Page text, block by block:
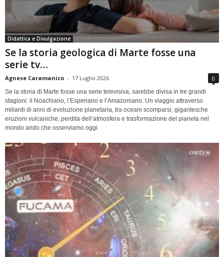
Didattica e Divulgazione
Se la storia geologica di Marte fosse una
serie tv…
Agnese Caramanico - 17 Luglio 2026 0
Se la storia di Marte fosse una serie televisiva, sarebbe divisa in tre grandi
stagioni: il Noachiano, l’Esperiano e l’Amazoniano. Un viaggio attraverso
miliardi di anni di evoluzione planetaria, tra oceani scomparsi, gigantesche
eruzioni vulcaniche, perdita dell’atmosfera e trasformazione del pianeta nel
mondo arido che osserviamo oggi.